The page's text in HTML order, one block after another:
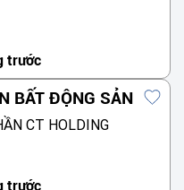
trước
BẤT ĐỘNG SẢN
CT HOLDING
trước